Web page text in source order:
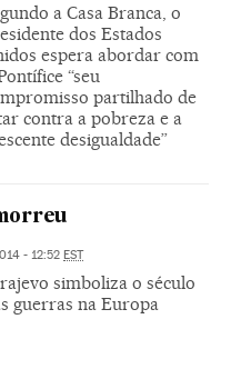
a Casa Branca, o
dos Estados
espera abordar com
“seu
partilhado de
contra a pobreza e a
desigualdade”
- 12:52 EST
simboliza o século
guerras na Europa